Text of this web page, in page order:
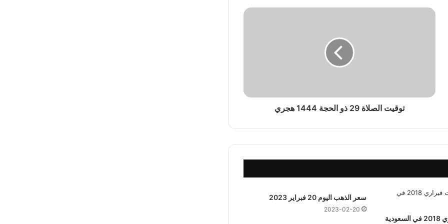
ت
ل
2
و
ل
ح
1
توقيت الصلاة 29 ذو الحجة 1444 هجري
سعر الذهب اليوم 20 فبراير 2023
2023-02-20